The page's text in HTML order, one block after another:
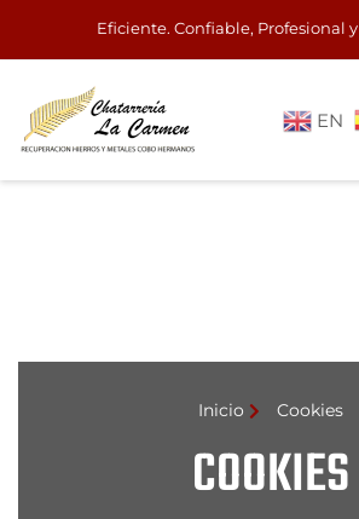
Eficiente. Confiable, Profesional y
EN
Inicio Cookies
COOKIES